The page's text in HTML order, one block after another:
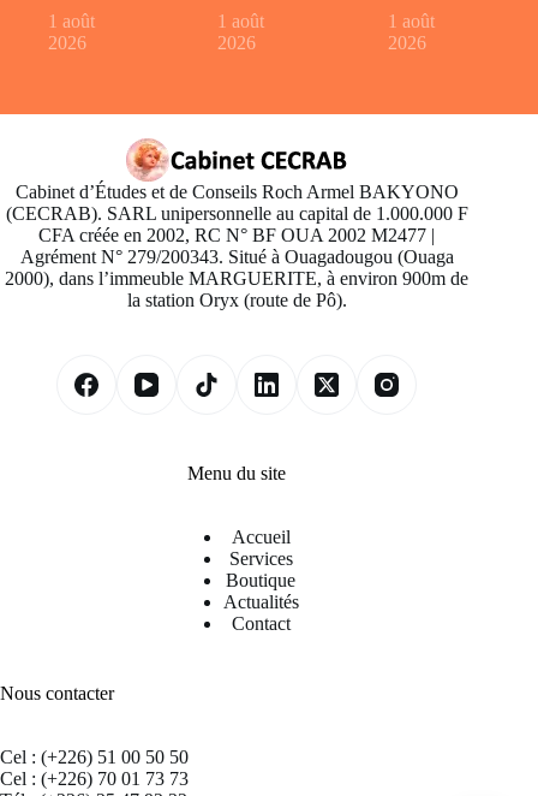
1 août
2026
1 août
2026
1 août
2026
Cabinet d’Études et de Conseils Roch Armel BAKYONO
(CECRAB). SARL unipersonnelle au capital de 1.000.000 F
CFA créée en 2002, RC N° BF OUA 2002 M2477 |
Agrément N° 279/200343. Situé à Ouagadougou (Ouaga
2000), dans l’immeuble MARGUERITE, à environ 900m de
la station Oryx (route de Pô).
Menu du site
Accueil
Services
Boutique
Actualités
Contact
Nous contacter
Cel : (+226) 51 00 50 50
Cel : (+226) 70 01 73 73